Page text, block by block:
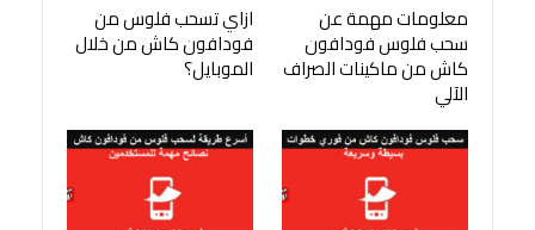
معلومات مهمة عن
سحب فلوس فودافون
كاش من ماكينات الصراف
الآلي
ازاي تسحب فلوس من
فودافون كاش من خلال
الموبايل؟